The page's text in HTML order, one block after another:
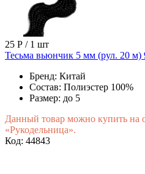
25 Р / 1 шт
Тесьма вьюнчик 5 мм (рул. 20 м)
Бренд: Китай
Состав: Полиэстер 100%
Размер: до 5
Данный товар можно купить на
«Рукодельница».
Код: 44843